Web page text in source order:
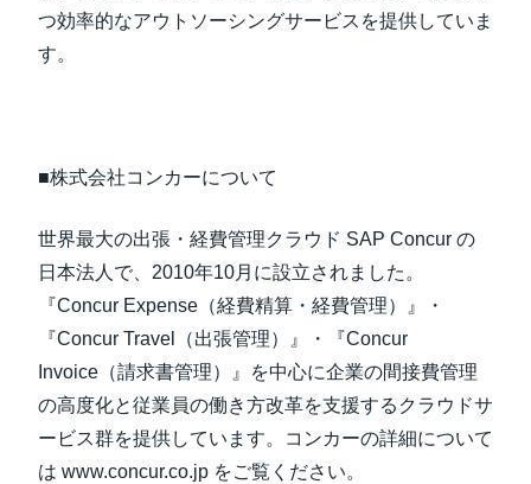
つ効率的なアウトソーシングサービスを提供していま
す。
■株式会社コンカーについて
世界最大の出張・経費管理クラウド SAP Concur の
日本法人で、2010年10月に設立されました。
『Concur Expense（経費精算・経費管理）』・
『Concur Travel（出張管理）』・『Concur
Invoice（請求書管理）』を中心に企業の間接費管理
の高度化と従業員の働き方改革を支援するクラウドサ
ービス群を提供しています。コンカーの詳細について
は www.concur.co.jp をご覧ください。